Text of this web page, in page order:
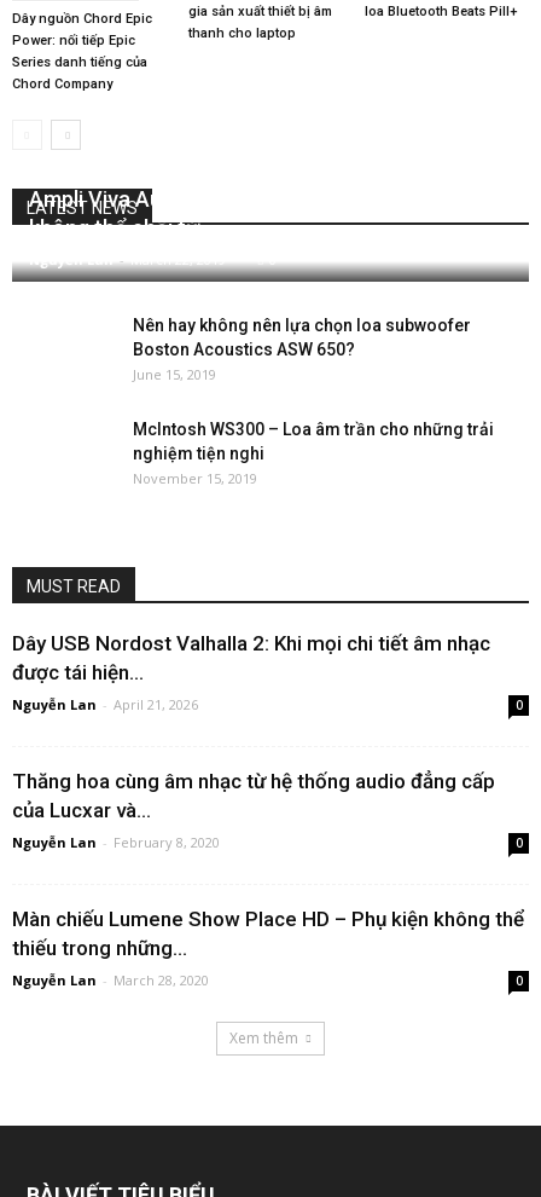
Dây nguồn Chord Epic
Power: nối tiếp Epic
Series danh tiếng của
Chord Company
gia sản xuất thiết bị âm
thanh cho laptop
loa Bluetooth Beats Pill+
LATEST NEWS
Ampli Viva Audio Egoista 2A3 chất âm quyến rũ
không thể chối từ
Nguyễn Lan - March 22, 2019 0
Nên hay không nên lựa chọn loa subwoofer
Boston Acoustics ASW 650?
June 15, 2019
McIntosh WS300 – Loa âm trần cho những trải
nghiệm tiện nghi
November 15, 2019
MUST READ
Dây USB Nordost Valhalla 2: Khi mọi chi tiết âm nhạc
được tái hiện...
Nguyễn Lan - April 21, 2026 0
Thăng hoa cùng âm nhạc từ hệ thống audio đẳng cấp
của Lucxar và...
Nguyễn Lan - February 8, 2020 0
Màn chiếu Lumene Show Place HD – Phụ kiện không thể
thiếu trong những...
Nguyễn Lan - March 28, 2020 0
Xem thêm